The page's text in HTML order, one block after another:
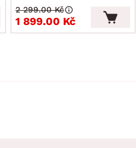
1 899.00 Kč
2 299.00 Kč